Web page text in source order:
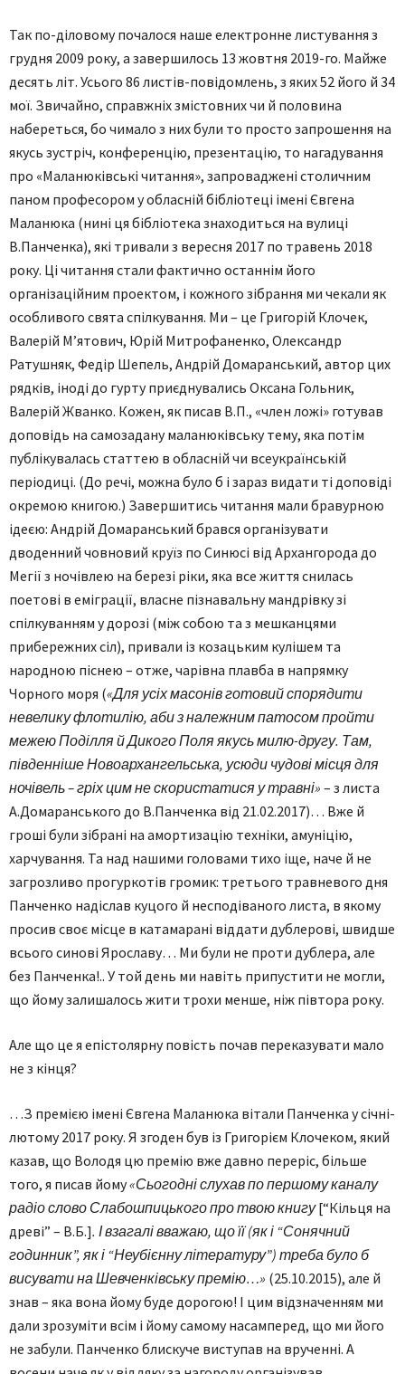
Так по-діловому почалося наше електронне листування з
грудня 2009 року, а завершилось 13 жовтня 2019-го. Майже
десять літ. Усього 86 листів-повідомлень, з яких 52 його й 34
мої. Звичайно, справжніх змістовних чи й половина
набереться, бо чимало з них були то просто запрошення на
якусь зустріч, конференцію, презентацію, то нагадування
про «Маланюківські читання», запроваджені столичним
паном професором у обласній бібліотеці імені Євгена
Маланюка (нині ця бібліотека знаходиться на вулиці
В.Панченка), які тривали з вересня 2017 по травень 2018
року. Ці читання стали фактично останнім його
організаційним проектом, і кожного зібрання ми чекали як
особливого свята спілкування. Ми – це Григорій Клочек,
Валерій М’ятович, Юрій Митрофаненко, Олександр
Ратушняк, Федір Шепель, Андрій Домаранський, автор цих
рядків, іноді до гурту приєднувались Оксана Гольник,
Валерій Жванко. Кожен, як писав В.П., «член ложі» готував
доповідь на самозадану маланюківську тему, яка потім
публікувалась статтею в обласній чи всеукраїнській
періодиці. (До речі, можна було б і зараз видати ті доповіді
окремою книгою.) Завершитись читання мали бравурною
ідеєю: Андрій Домаранський брався організувати
дводенний човновий круїз по Синюсі від Архангорода до
Мегії з ночівлею на березі ріки, яка все життя снилась
поетові в еміграції, власне пізнавальну мандрівку зі
спілкуванням у дорозі (між собою та з мешканцями
прибережних сіл), привали із козацьким кулішем та
народною піснею – отже, чарівна плавба в напрямку
Чорного моря («Для усіх масонів готовий спорядити
невелику флотилію, аби з належним патосом пройти
межею Поділля й Дикого Поля якусь милю-другу. Там,
південніше Новоархангельська, усюди чудові місця для
ночівель – гріх цим не скористатися у травні» – з листа
А.Домаранського до В.Панченка від 21.02.2017)… Вже й
гроші були зібрані на амортизацію техніки, амуніцію,
харчування. Та над нашими головами тихо іще, наче й не
загрозливо прогуркотів громик: третього травневого дня
Панченко надіслав куцого й несподіваного листа, в якому
просив своє місце в катамарані віддати дублерові, швидше
всього синові Ярославу… Ми були не проти дублера, але
без Панченка!.. У той день ми навіть припустити не могли,
що йому залишалось жити трохи менше, ніж півтора року.
Але що це я епістолярну повість почав переказувати мало
не з кінця?
…З премією імені Євгена Маланюка вітали Панченка у січні-
лютому 2017 року. Я згоден був із Григорієм Клочеком, який
казав, що Володя цю премію вже давно переріс, більше
того, я писав йому«Сьогодні слухав по першому каналу
радіо слово Слабошпицького про твою книгу[“Кільця на
древі” – В.Б.]. І взагалі вважаю, що її (як і “Сонячний
годинник”, як і “Неубієнну літературу”) треба було б
висувати на Шевченківську премію…» (25.10.2015), але й
знав – яка вона йому буде дорогою! І цим відзначенням ми
дали зрозуміти всім і йому самому насамперед, що ми його
не забули. Панченко блискуче виступав на врученні. А